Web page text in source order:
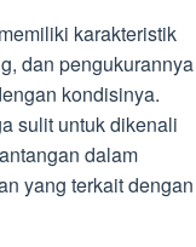
karakteristik
dan pengukurannya
kondisinya.
sulit untuk dikenali
dalam
yang terkait dengan